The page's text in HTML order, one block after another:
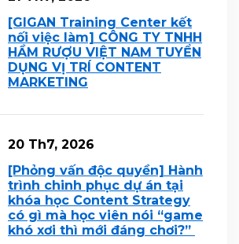
[GIGAN Training Center kết
nối việc làm] CÔNG TY TNHH
HẦM RƯỢU VIỆT NAM TUYỂN
DỤNG VỊ TRÍ CONTENT
MARKETING
20 Th7, 2026
[Phỏng vấn độc quyền] Hành
trình chinh phục dự án tại
khóa học Content Strategy
có gì mà học viên nói “game
khó xơi thì mới đáng chơi?”